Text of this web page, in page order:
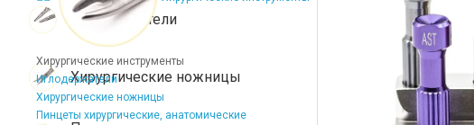
Хирургические инструменты
Иглодержатели
Хирургические ножницы
Пинцеты хирургические, анатомические
Иглодержатели
Хирургические ножницы